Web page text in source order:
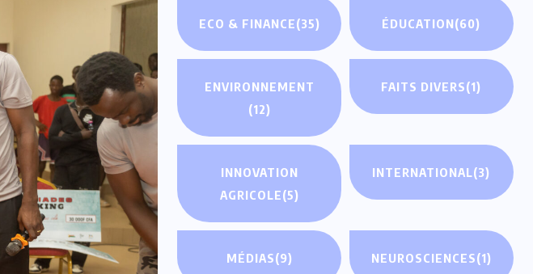
ECO & FINANCE(35) ÉDUCATION(60)
ENVIRONNEMENT
(12)
FAITS DIVERS(1)
INNOVATION
AGRICOLE(5)
INTERNATIONAL(3)
MÉDIAS(9) NEUROSCIENCES(1)